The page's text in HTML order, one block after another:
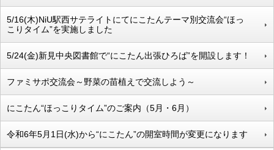
5/16(木)NiU駅西サテライトにてにこたんテーマ別交流会“ほっ
こりタイム”を実施しました
5/24(金)新見中央図書館で“にこたん出張ひろば”を開設します！
ファミサポ交流会～野菜の苗植えで交流しよう～
にこたん“ほっこりタイム”のご案内（5月・6月）
令和6年5月1日(水)から“にこたん”の開室時間が変更になります